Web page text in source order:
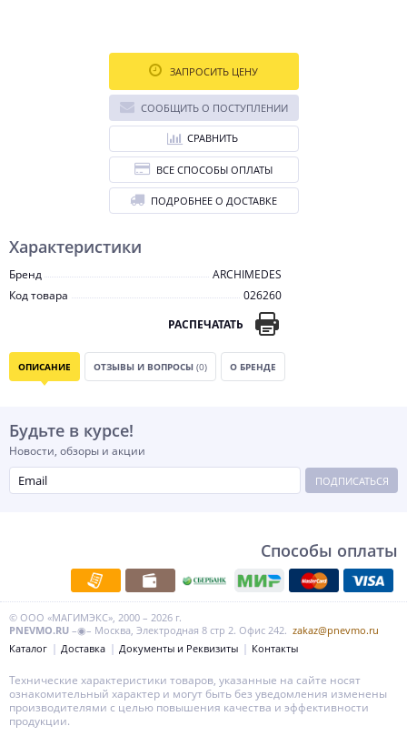
Характеристики
Бренд
ARCHIMEDES
Код товара
026260
РАСПЕЧАТАТЬ
ЗАПРОСИТЬ ЦЕНУ
СООБЩИТЬ О ПОСТУПЛЕНИИ
СРАВНИТЬ
ВСЕ СПОСОБЫ ОПЛАТЫ
ПОДРОБНЕЕ О ДОСТАВКЕ
ОПИСАНИЕ ОТЗЫВЫ И ВОПРОСЫ (0) О БРЕНДЕ
Будьте в курсе!
Новости, обзоры и акции
ПОДПИСАТЬСЯ
Способы оплаты
© ООО «МАГИМЭКС», 2000 – 2026 г.
PNEVMO.RU –◉– Москва, Электродная 8 стр 2. Офис 242. zakaz@pnevmo.ru
Каталог
Доставка Документы и Реквизиты Контакты
Технические характеристики товаров, указанные на сайте носят
ознакомительный характер и могут быть без уведомления изменены
производителями с целью повышения качества и эффективности
продукции.